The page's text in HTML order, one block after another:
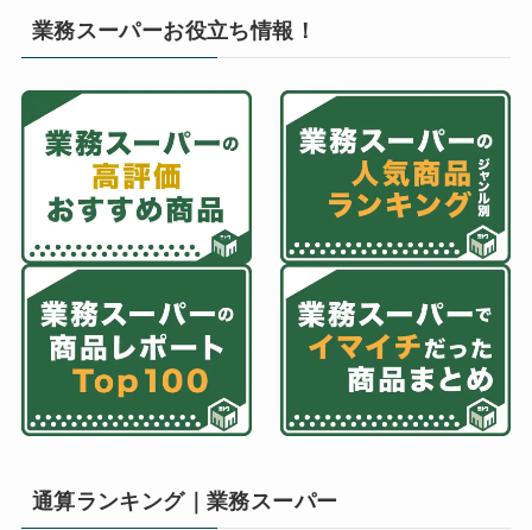
業務スーパーお役立ち情報！
通算ランキング｜業務スーパー